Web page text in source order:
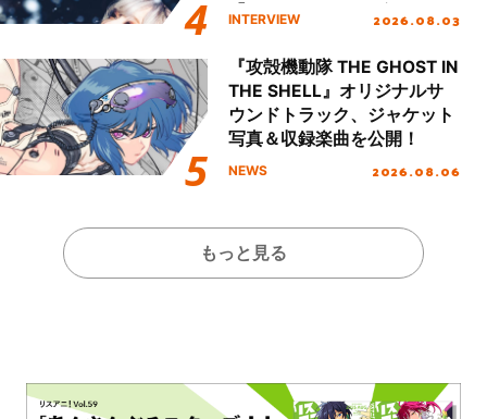
「Amore」インタビュー
INTERVIEW 2026.08.03
『攻殻機動隊 THE GHOST IN
THE SHELL』オリジナルサ
ウンドトラック、ジャケット
写真＆収録楽曲を公開！
NEWS 2026.08.06
もっと見る